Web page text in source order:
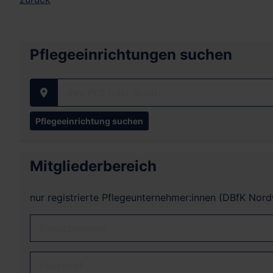
Pflegeeinrichtungen suchen
Ihre PLZ oder Stadt
Mitgliederbereich
nur registrierte Pflegeunternehmer:innen (DBfK